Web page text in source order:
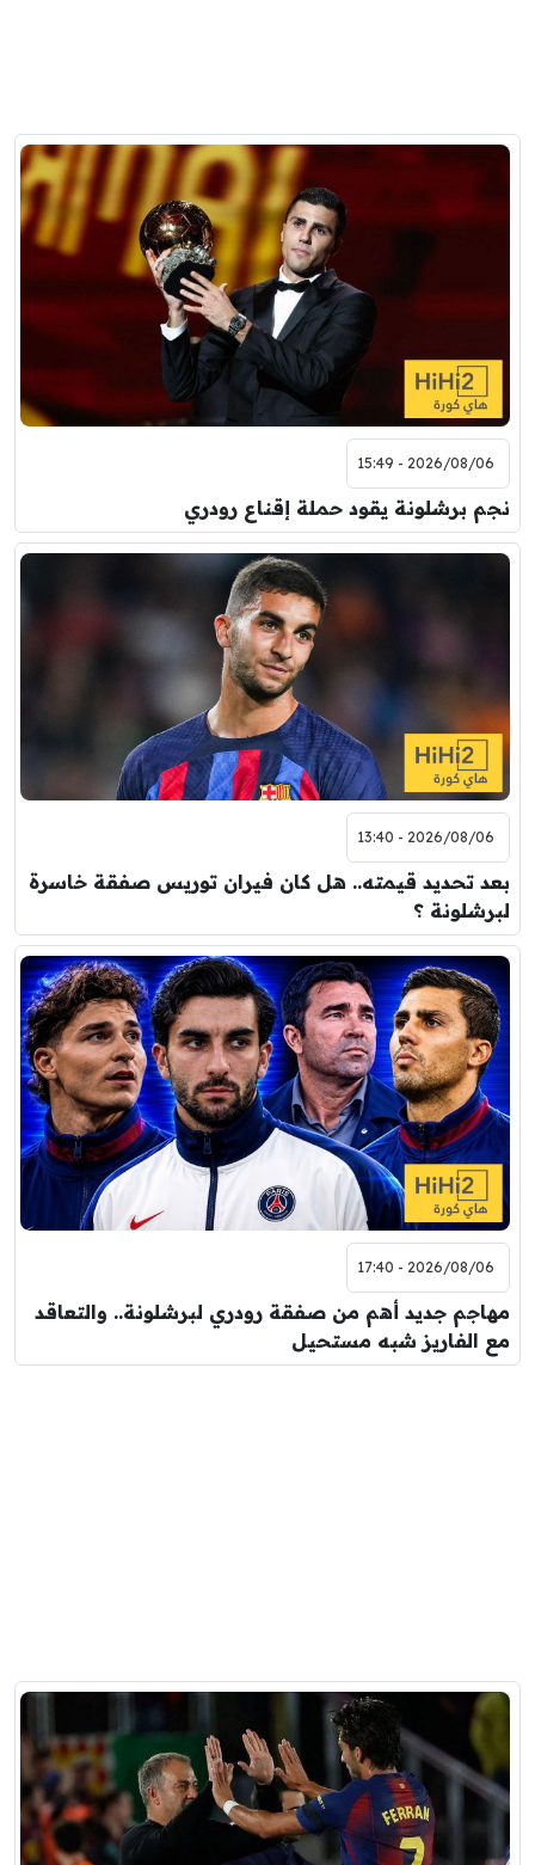
2026/08/06 - 15:49
نجم برشلونة يقود حملة إقناع رودري
2026/08/06 - 13:40
بعد تحديد قيمته.. هل كان فيران توريس صفقة خاسرة
لبرشلونة ؟
2026/08/06 - 17:40
مهاجم جديد أهم من صفقة رودري لبرشلونة.. والتعاقد
مع الفاريز شبه مستحيل